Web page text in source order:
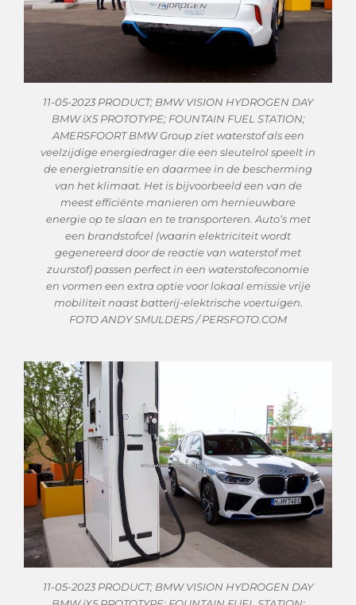
11-05-2023 PRODUCT; BMW VISION HYDROGEN DAY
BMW iX5 PROTOTYPE; FOUNTAIN FUEL STATION;
AMERSFOORT BMW Group ziet waterstof als een
veelzijdige energiedrager die een sleutelrol speelt in
de energietransitie en daarmee in de bescherming
van het klimaat. Het is bijvoorbeeld een van de
meest efficiënte manieren om hernieuwbare
energie op te slaan en te transporteren. Auto’s met
een brandstofcel (waarin elektriciteit wordt
gegenereerd door de reactie van waterstof met
zuurstof) passen perfect in een waterstofeconomie
en vormen een extra optie voor lokaal emissie vrije
mobiliteit naast batterij-elektrische voertuigen.
FOTO ANDY SMULDERS / PERSFOTO.COM
11-05-2023 PRODUCT; BMW VISION HYDROGEN DAY